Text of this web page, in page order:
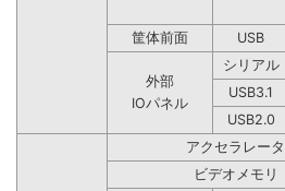
筐体前面
USB
外部
IOパネル
シリアル
USB3.1
USB2.0
アクセラレータ
ビデオメモリ